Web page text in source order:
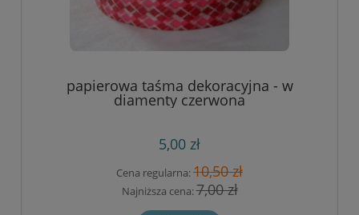
papierowa taśma dekoracyjna - w
diamenty czerwona
5,00 zł
Cena regularna:10,50 zł
Najniższa cena:7,00 zł